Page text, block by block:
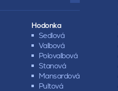
Hodonka
Sedlová
Valbová
Polovalbová
Stanová
Mansardová
Pultová